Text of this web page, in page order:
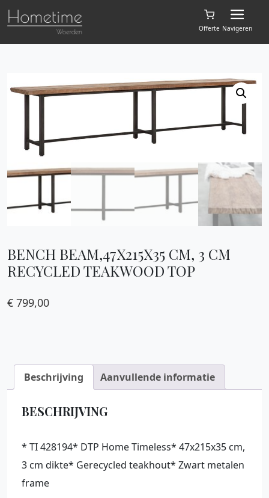
Offerte Navigeren
BENCH BEAM,47X215X35 CM, 3 CM
RECYCLED TEAKWOOD TOP
€ 799,00
Beschrijving Aanvullende informatie
BESCHRIJVING
* TI 428194* DTP Home Timeless* 47x215x35 cm,
3 cm dikte* Gerecycled teakhout* Zwart metalen
frame